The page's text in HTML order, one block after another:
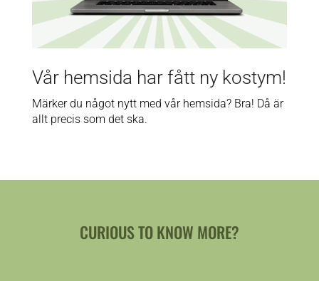
Vår hemsida har fått ny kostym!
Märker du något nytt med vår hemsida? Bra! Då är
allt precis som det ska.
CURIOUS TO KNOW MORE?